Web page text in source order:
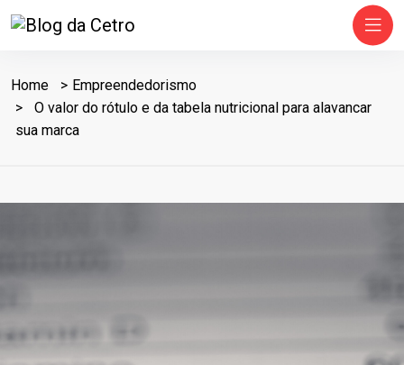
Home
Empreendedorismo
O valor do rótulo e da tabela nutricional para alavancar
sua marca